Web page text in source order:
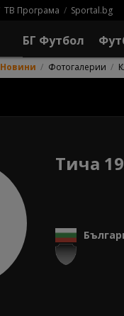
ТВ Програма Sportal.bg
БГ Футбол
Новини Фотогалерии
Тича